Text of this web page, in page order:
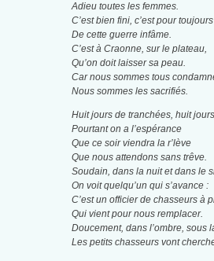
Adieu toutes les femmes.
C’est bien fini, c’est pour toujours
De cette guerre infâme.
C’est à Craonne, sur le plateau,
Qu’on doit laisser sa peau.
Car nous sommes tous
Nous sommes les sacrifiés.
Huit jours de tranchées, huit
Pourtant on a l’espérance
Que ce soir viendra la r’lève
Que nous attendons sans trêve.
Soudain, dans la nuit et dans le
On voit quelqu’un qui s’avance :
C’est un officier de chasseurs à
Qui vient pour nous remplacer.
Doucement, dans l’ombre, sous
Les petits chasseurs vont